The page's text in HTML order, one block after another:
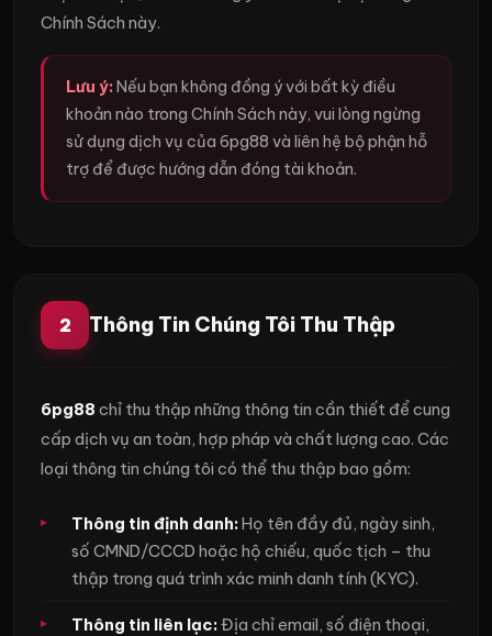
Chính Sách này.
Lưu ý:Nếu bạn không đồng ý với bất kỳ điều
khoản nào trong Chính Sách này, vui lòng ngừng
sử dụng dịch vụ của 6pg88 và liên hệ bộ phận hỗ
trợ để được hướng dẫn đóng tài khoản.
2 Thông Tin Chúng Tôi Thu Thập
6pg88 chỉ thu thập những thông tin cần thiết để cung
cấp dịch vụ an toàn, hợp pháp và chất lượng cao. Các
loại thông tin chúng tôi có thể thu thập bao gồm:
Thông tin định danh:Họ tên đầy đủ, ngày sinh,
số CMND/CCCD hoặc hộ chiếu, quốc tịch – thu
thập trong quá trình xác minh danh tính (KYC).
Thông tin liên lạc:Địa chỉ email, số điện thoại,